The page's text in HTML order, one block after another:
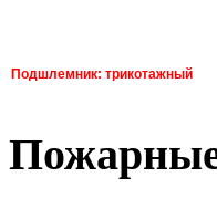
Подшлемник: трикотажный